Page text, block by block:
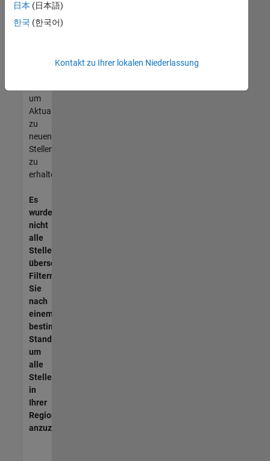
entsprechen,
werden
unseres
um
Aktualisierungen
zu
neuen
Stellenangeboten
zu
erhalten.
Es
wurden
nicht
alle
Stellen
übersetzt.
Filtern
Sie
nach
einem
bestimmten
Standort,
um
alle
Stellenangebote
in
Ihrer
Region
anzuzeigen.
日本 (日本語)
한국 (한국어)
Kontakt zu Ihrer lokalen Niederlassung